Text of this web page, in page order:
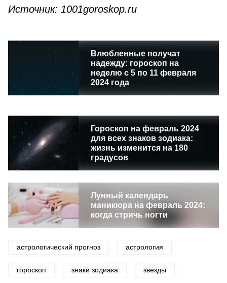
Источник: 1001goroskop.ru
Влюбленные получат
надежду: гороскоп на
неделю с 5 по 11 февраля
2024 года
Гороскоп на февраль 2024
для всех знаков зодиака:
жизнь изменится на 180
градусов
Лунный календарь
маникюра на февраль 2024:
когда стричь ногти
астрологический прогноз астрология
гороскоп знаки зодиака звезды